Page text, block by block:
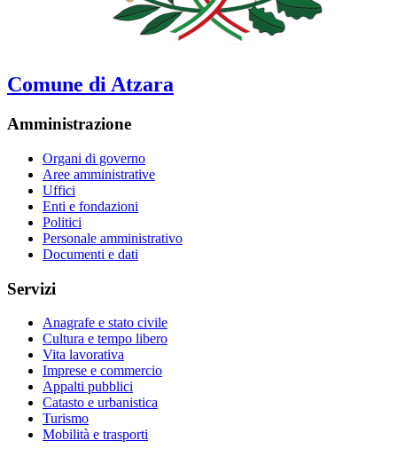
Comune di Atzara
Amministrazione
Organi di governo
Aree amministrative
Uffici
Enti e fondazioni
Politici
Personale amministrativo
Documenti e dati
Servizi
Anagrafe e stato civile
Cultura e tempo libero
Vita lavorativa
Imprese e commercio
Appalti pubblici
Catasto e urbanistica
Turismo
Mobilità e trasporti